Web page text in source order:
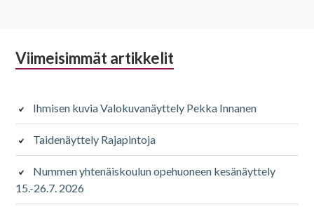
Alapalkin
Viimeisimmät artikkelit
Ihmisen kuvia Valokuvanäyttely Pekka Innanen
Taidenäyttely Rajapintoja
Nummen yhtenäiskoulun opehuoneen kesänäyttely
15.-26.7. 2026